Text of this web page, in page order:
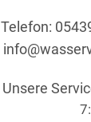
Telefon:
Unsere